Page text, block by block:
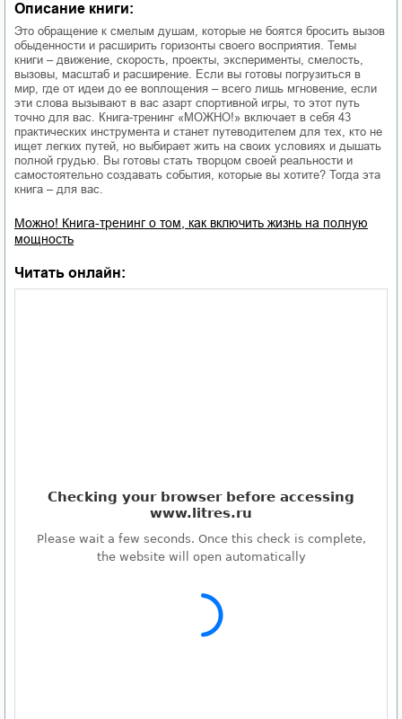
Описание книги:
Это обращение к смелым душам, которые не боятся бросить вызов
обыденности и расширить горизонты своего восприятия. Темы
книги – движение, скорость, проекты, эксперименты, смелость,
вызовы, масштаб и расширение. Если вы готовы погрузиться в
мир, где от идеи до ее воплощения – всего лишь мгновение, если
эти слова вызывают в вас азарт спортивной игры, то этот путь
точно для вас. Книга-тренинг «МОЖНО!» включает в себя 43
практических инструмента и станет путеводителем для тех, кто не
ищет легких путей, но выбирает жить на своих условиях и дышать
полной грудью. Вы готовы стать творцом своей реальности и
самостоятельно создавать события, которые вы хотите? Тогда эта
книга – для вас.
Можно! Книга-тренинг о том, как включить жизнь на полную
мощность
Читать онлайн: